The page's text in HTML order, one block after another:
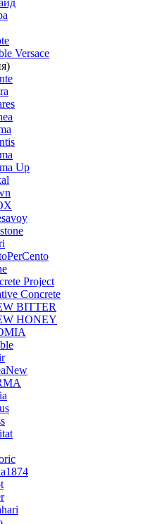
Versace
Up
Project
Concrete
BITTER
HONEY